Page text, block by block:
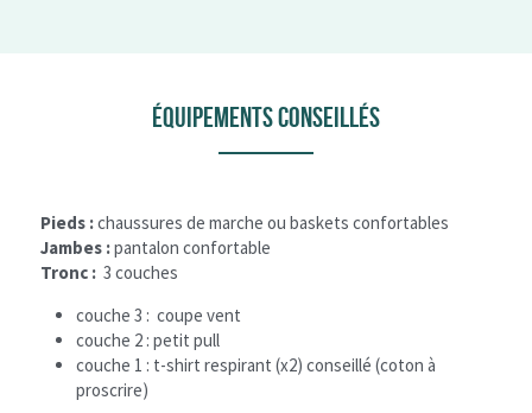
Équipements conseillés
Pieds : chaussures de marche ou baskets confortables
Jambes : pantalon confortable
Tronc : 3 couches
couche 3 :  coupe vent
couche 2 : petit pull
couche 1 : t-shirt respirant (x2) conseillé (coton à
proscrire)